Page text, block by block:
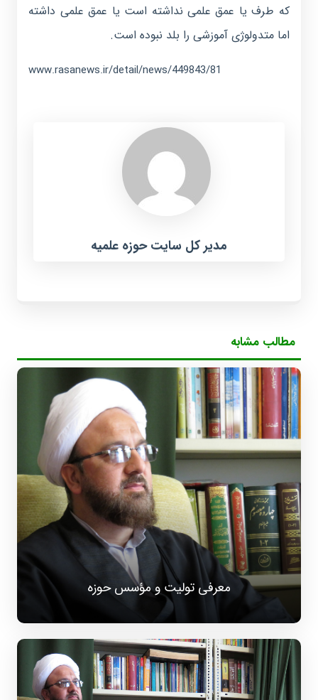
که طرف یا عمق علمی نداشته است یا عمق علمی داشته
اما متدولوژی آموزشی را بلد نبوده است.
www.rasanews.ir/detail/news/449843/81
مدیر کل سایت حوزه علمیه
مطالب مشابه
معرفی تولیت و مؤسس حوزه